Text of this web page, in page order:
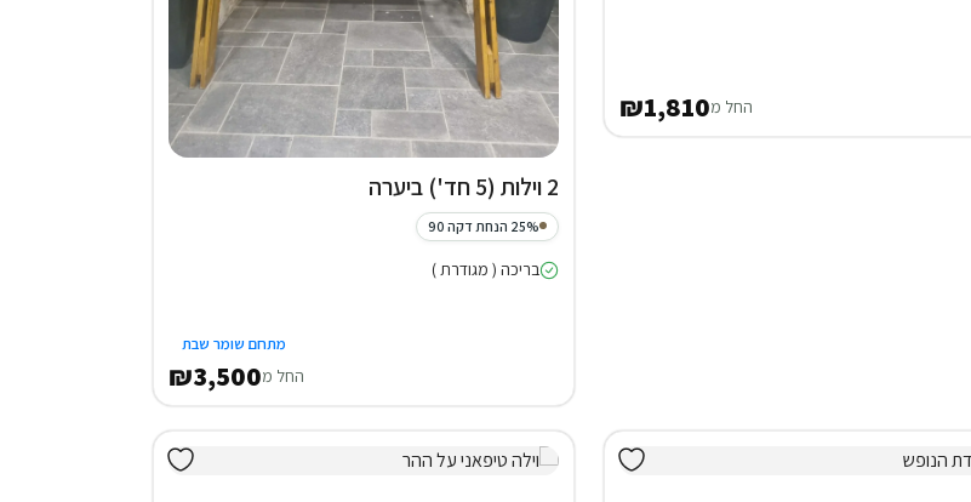
החל מ₪1,810
2 וילות (5 חד') ביערה
25% הנחת דקה 90
בריכה ( מגודרת )
מתחם שומר שבת
החל מ₪3,500